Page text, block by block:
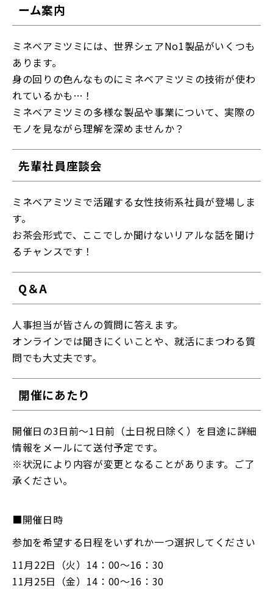
ーム案内
ミネベアミツミには、世界シェアNo1製品がいくつも
あります。
身の回りの色んなものにミネベアミツミの技術が使わ
れているかも…！
ミネベアミツミの多様な製品や事業について、実際の
モノを見ながら理解を深めませんか？
先輩社員座談会
ミネベアミツミで活躍する女性技術系社員が登場しま
す。
お茶会形式で、ここでしか聞けないリアルな話を聞け
るチャンスです！
Q＆A
人事担当が皆さんの質問に答えます。
オンラインでは聞きにくいことや、就活にまつわる質
問でも大丈夫です。
開催にあたり
開催日の3日前〜1日前（土日祝日除く）を目途に詳細
情報をメールにて送付予定です。
※状況により内容が変更となることがあります。ご了
承ください。
■開催日時
参加を希望する日程をいずれか一つ選択してください
11月22日（火）14：00〜16：30
11月25日（金）14：00〜16：30